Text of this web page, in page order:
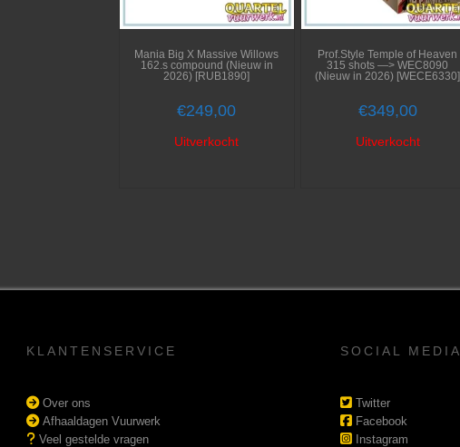
Mania Big X Massive Willows
162.s compound (Nieuw in
2026) [RUB1890]
€249,00
Uitverkocht
Prof.Style Temple of Heaven
315 shots —> WEC8090
(Nieuw in 2026) [WECE6330]
€349,00
Uitverkocht
KLANTENSERVICE
Over ons
Afhaaldagen Vuurwerk
Veel gestelde vragen
SOCIAL MEDIA
Twitter
Facebook
Instagram